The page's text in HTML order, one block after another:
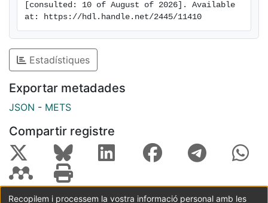
[consulted: 10 of August of 2026]. Available
at: https://hdl.handle.net/2445/11410
Estadístiques
Exportar metadades
JSON - METS
Compartir registre
Recopilem i processem la vostra informació personal amb les